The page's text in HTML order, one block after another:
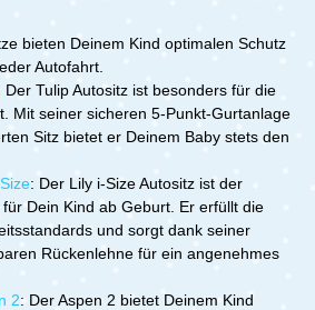
bieten Deinem Kind optimalen Schutz
Autofahrt.
Der Tulip Autositz ist besonders für die
Mit seiner sicheren 5-Punkt-Gurtanlage
Sitz bietet er Deinem Baby stets den
: Der Lily i-Size Autositz ist der
Dein Kind ab Geburt. Er erfüllt die
und sorgt dank seiner
Rückenlehne für ein angenehmes
2: Der Aspen 2 bietet Deinem Kind